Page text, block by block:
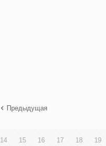
Предыдущая
14 15 16 17 18 19